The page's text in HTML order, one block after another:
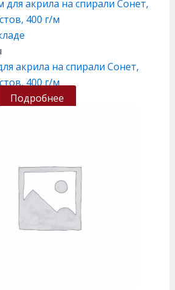
акрила на спирали Сонет,
400 г/м
Подробнее